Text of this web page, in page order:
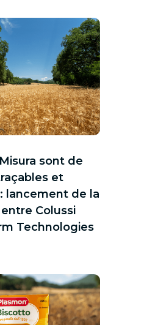
sont de
et
lancement de la
Colussi
Technologies